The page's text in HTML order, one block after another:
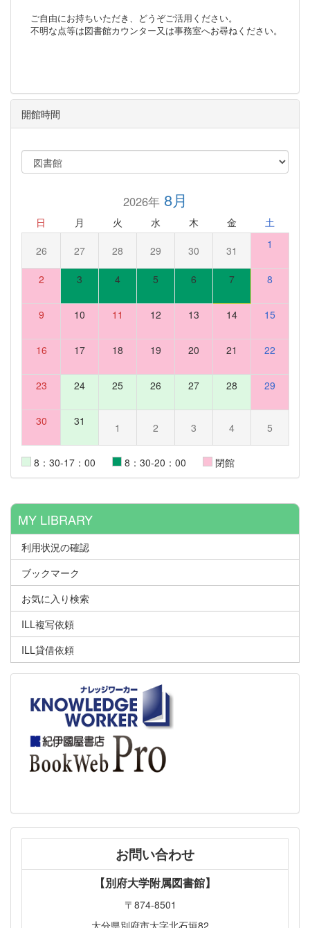
ご自由にお持ちいただき、どうぞご活用ください。
不明な点等は図書館カウンター又は事務室へお尋ねください。
開館時間
2026年8月
日 月 火 水 木 金 土
26 27 28 29 30 31 1
2 3 4 5 6 7 8
9 10 11 12 13 14 15
16 17 18 19 20 21 22
23 24 25 26 27 28 29
30 31 1 2 3 4 5
8：30-17：00 8：30-20：00 閉館
MY LIBRARY
利用状況の確認
ブックマーク
お気に入り検索
ILL複写依頼
ILL貸借依頼
お問い合わせ
【別府大学附属図書館】
〒874-8501
大分県別府市大字北石垣82